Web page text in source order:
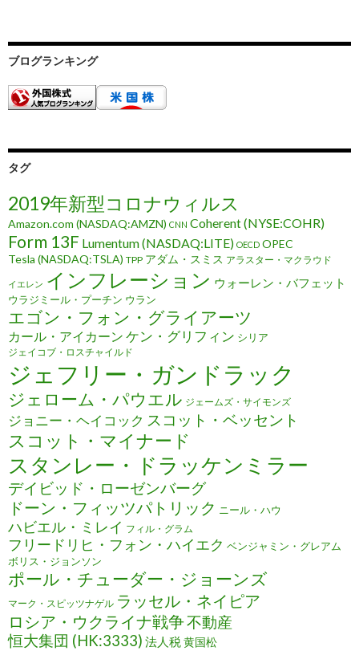
ブログランキング
タグ
2019年新型コロナウィルス
Amazon.com (NASDAQ:AMZN) CNN Coherent (NYSE:COHR)
Form 13F Lumentum (NASDAQ:LITE) OECD OPEC
Tesla (NASDAQ:TSLA) TPP アダム・スミス アラスター・マクラウド
イエレン インフレーション ウォーレン・バフェット
ウラジミール・プーチン ウラン
エゴン・フォン・グライアーツ
カール・アイカーン ケン・グリフィン シリア
ジェイコブ・ロスチャイルド
ジェフリー・ガンドラック
ジェローム・パウエル ジェームズ・サイモンズ
ジョニー・ヘイコック スコット・ベッセント
スコット・マイナード
スタンレー・ドラッケンミラー
デイビッド・ローゼンバーグ
ドーン・フィッツパトリック ニール・ハウ
ハビエル・ミレイ フィル・グラム
フリードリヒ・フォン・ハイエク ベンジャミン・グレアム
ボリス・ジョンソン
ポール・チューダー・ジョーンズ
マーク・スピッツナゲル ラッセル・ネイピア
ロシア・ウクライナ戦争不動産
恒大集団 (HK:3333) 法人税黄国松